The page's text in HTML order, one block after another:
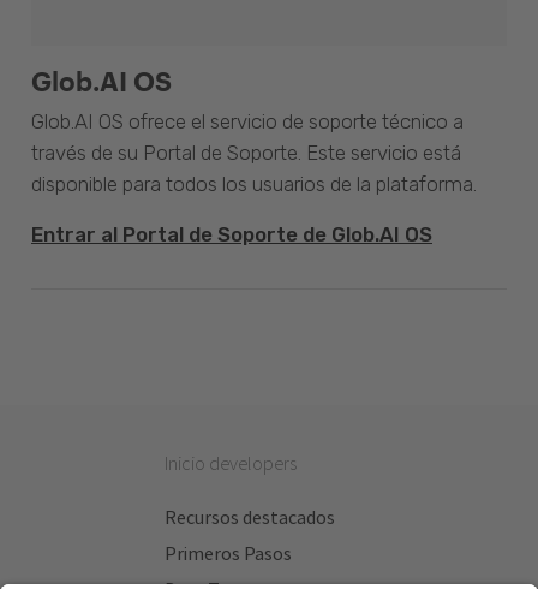
Glob.AI OS
Glob.AI OS ofrece el servicio de soporte técnico a
través de su Portal de Soporte. Este servicio está
disponible para todos los usuarios de la plataforma.
Entrar al Portal de Soporte de Glob.AI OS
Inicio developers
Recursos destacados
Primeros Pasos